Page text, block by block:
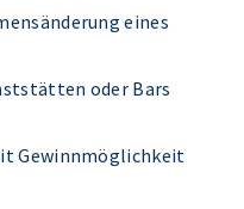
eines
oder Bars
Gewinnmöglichkeit